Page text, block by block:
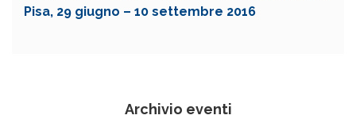
Pisa, 29 giugno – 10 settembre 2016
Archivio eventi